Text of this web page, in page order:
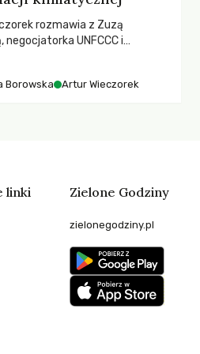
rozmawia z Zuzą
negocjatorka UNFCCC i
Borowska Artur Wieczorek
linki Zielone Godziny
zielonegodziny.pl